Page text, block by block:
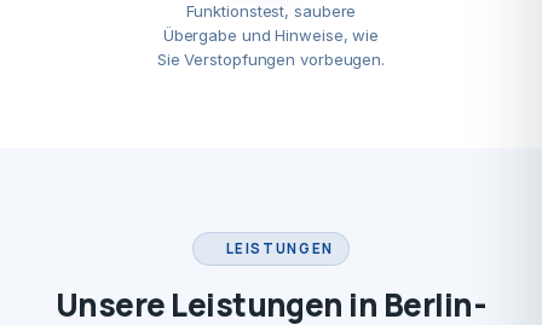
Funktionstest, saubere
Übergabe und Hinweise, wie
Sie Verstopfungen vorbeugen.
LEISTUNGEN
Unsere Leistungen in Berlin-